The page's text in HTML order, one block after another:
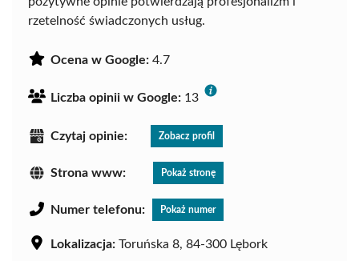
rzetelność świadczonych usług.
Ocena w Google: 4.7
Liczba opinii w Google: 13
Czytaj opinie: Zobacz profil
Strona www: Pokaż stronę
Numer telefonu: Pokaż numer
Lokalizacja: Toruńska 8, 84-300 Lębork